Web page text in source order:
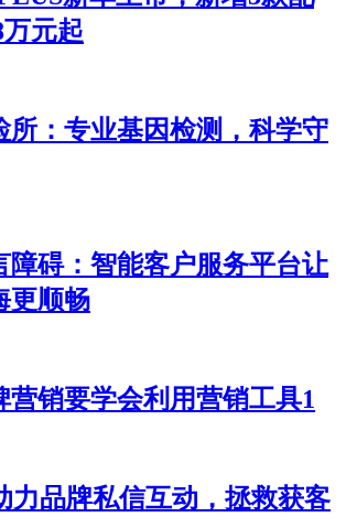
元起
所：专业基因检测，科学守
障碍：智能客户服务平台让
更顺畅
营销要学会利用营销工具1
力品牌私信互动，拯救获客